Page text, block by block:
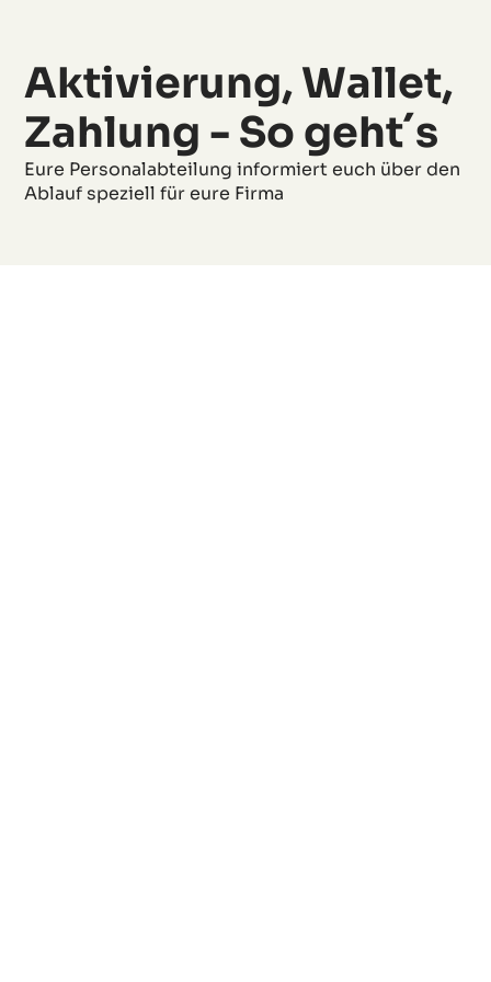
Aktivierung, Wallet,
Zahlung - So geht´s
Eure Personalabteilung informiert euch über den
Ablauf speziell für eure Firma